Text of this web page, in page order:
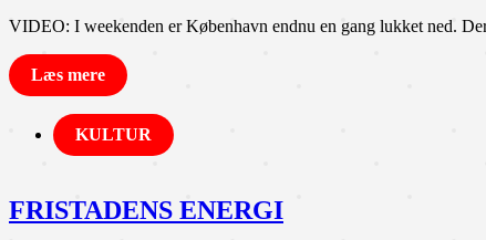
VIDEO: I weekenden er København endnu en gang lukket ned.
Læs mere
KULTUR
FRISTADENS ENERGI